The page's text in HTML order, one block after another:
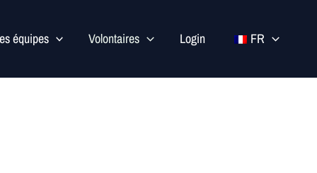
équipes Volontaires Login FR